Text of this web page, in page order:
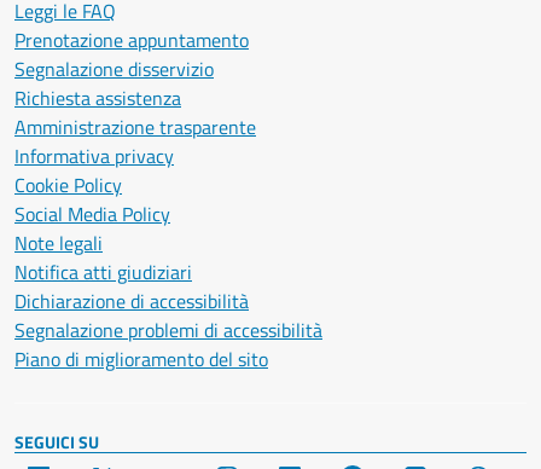
Leggi le FAQ
Prenotazione appuntamento
Segnalazione disservizio
Richiesta assistenza
Amministrazione trasparente
Informativa privacy
Cookie Policy
Social Media Policy
Note legali
Notifica atti giudiziari
Dichiarazione di accessibilità
Segnalazione problemi di accessibilità
Piano di miglioramento del sito
SEGUICI SU